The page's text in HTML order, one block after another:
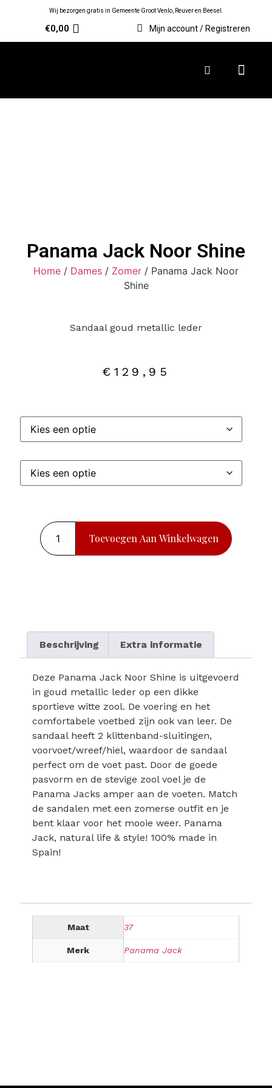
Wij bezorgen gratis in Gemeente Groot Venlo, Reuver en Beesel.
€0,00 Mijn account / Registreren
Panama Jack Noor Shine
Home / Dames / Zomer / Panama Jack Noor
Shine
Sandaal goud metallic leder
€ 129,95
Toevoegen Aan Winkelwagen
Beschrijving Extra informatie
Deze Panama Jack Noor Shine is uitgevoerd
in goud metallic leder op een dikke
sportieve witte zool. De voering en het
comfortabele voetbed zijn ook van leer. De
sandaal heeft 2 klittenband-sluitingen,
voorvoet/wreef/hiel, waardoor de sandaal
perfect om de voet past. Door de goede
pasvorm en de stevige zool voel je de
Panama Jacks amper aan de voeten. Match
de sandalen met een zomerse outfit en je
bent klaar voor het mooie weer. Panama
Jack, natural life & style! 100% made in
Spain!
Maat 37
Merk Panama Jack